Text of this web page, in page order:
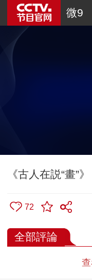
微9
《古人在説“畫”
72
全部評論